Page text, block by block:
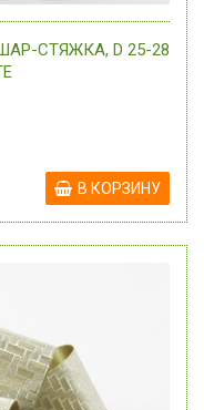
СТЯЖКА, D 25-28
В КОРЗИНУ